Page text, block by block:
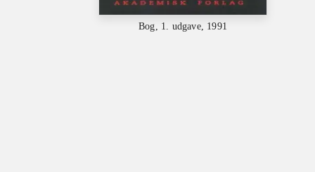
Bog, 1. udgave, 1991